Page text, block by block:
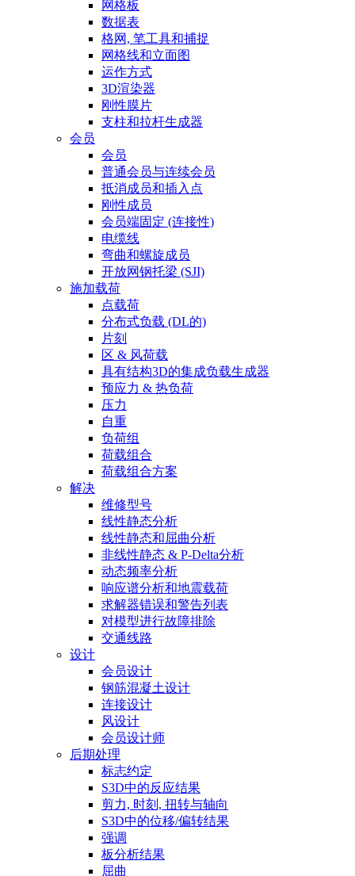
网格板
数据表
格网, 笔工具和捕捉
网格线和立面图
运作方式
3D渲染器
刚性膜片
支柱和拉杆生成器
会员
会员
普通会员与连续会员
抵消成员和插入点
刚性成员
会员端固定 (连接性)
电缆线
弯曲和螺旋成员
开放网钢托梁 (SJI)
施加载荷
点载荷
分布式负载 (DL的)
片刻
区 & 风荷载
具有结构3D的集成负载生成器
预应力 & 热负荷
压力
自重
负荷组
荷载组合
荷载组合方案
解决
维修型号
线性静态分析
线性静态和屈曲分析
非线性静态 & P-Delta分析
动态频率分析
响应谱分析和地震载荷
求解器错误和警告列表
对模型进行故障排除
交通线路
设计
会员设计
钢筋混凝土设计
连接设计
风设计
会员设计师
后期处理
标志约定
S3D中的反应结果
剪力, 时刻, 扭转与轴向
S3D中的位移/偏转结果
强调
板分析结果
屈曲